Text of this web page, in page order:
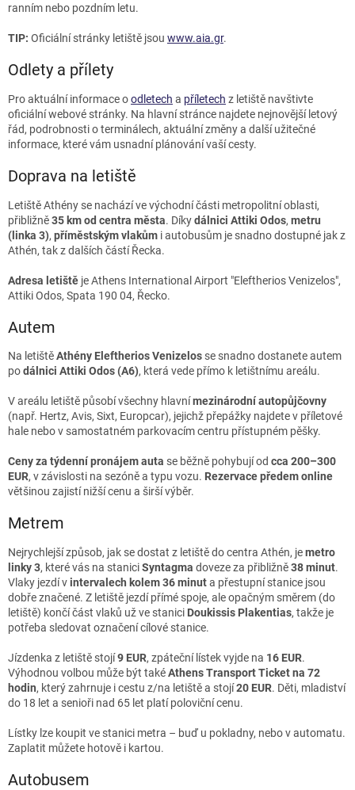
ranním nebo pozdním letu.
TIP: Oficiální stránky letiště jsou www.aia.gr.
Odlety a přílety
Pro aktuální informace oodletech a příletech z letiště navštivte
oficiální webové stránky. Na hlavní stránce najdete nejnovější letový
řád, podrobnosti o terminálech, aktuální změny a další užitečné
informace, které vám usnadní plánování vaší cesty.
Doprava na letiště
Letiště Athény se nachází ve východní části metropolitní oblasti,
přibližně35 km od centra města. Díkydálnici Attiki Odos, metru
(linka 3), příměstským vlakům i autobusům je snadno dostupné jak z
Athén, tak z dalších částí Řecka.
Adresa letiště je Athens International Airport "Eleftherios Venizelos",
Attiki Odos, Spata 190 04, Řecko.
Autem
Na letištěAthény Eleftherios Venizelos se snadno dostanete autem
podálnici Attiki Odos (A6), která vede přímo k letištnímu areálu.
V areálu letiště působí všechny hlavnímezinárodní autopůjčovny
(např. Hertz, Avis, Sixt, Europcar), jejichž přepážky najdete v příletové
hale nebo v samostatném parkovacím centru přístupném pěšky.
Ceny za týdenní pronájem auta se běžně pohybují od cca 200–300
EUR, v závislosti na sezóně a typu vozu. Rezervace předem online
většinou zajistí nižší cenu a širší výběr.
Metrem
Nejrychlejší způsob, jak se dostat z letiště do centra Athén, jemetro
linky 3, které vás na staniciSyntagma doveze za přibližně38 minut.
Vlaky jezdí vintervalech kolem 36 minuta přestupní stanice jsou
dobře značené. Z letiště jezdí přímé spoje, ale opačným směrem (do
letiště) končí část vlaků už ve stanici Doukissis Plakentias, takže je
potřeba sledovat označení cílové stanice.
Jízdenka z letiště stojí9 EUR, zpáteční lístek vyjde na 16 EUR.
Výhodnou volbou může být takéAthens Transport Ticket na 72
hodin, který zahrnuje i cestu z/na letiště a stojí20 EUR. Děti, mladiství
do 18 let a senioři nad 65 let platí poloviční cenu.
Lístky lze koupit ve stanici metra – buď u pokladny, nebo v automatu.
Zaplatit můžete hotově i kartou.
Autobusem